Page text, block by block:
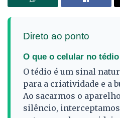
Direto ao ponto
O que o celular no
O tédio é um sinal
para a criatividade e a
Ao sacarmos o
silêncio,